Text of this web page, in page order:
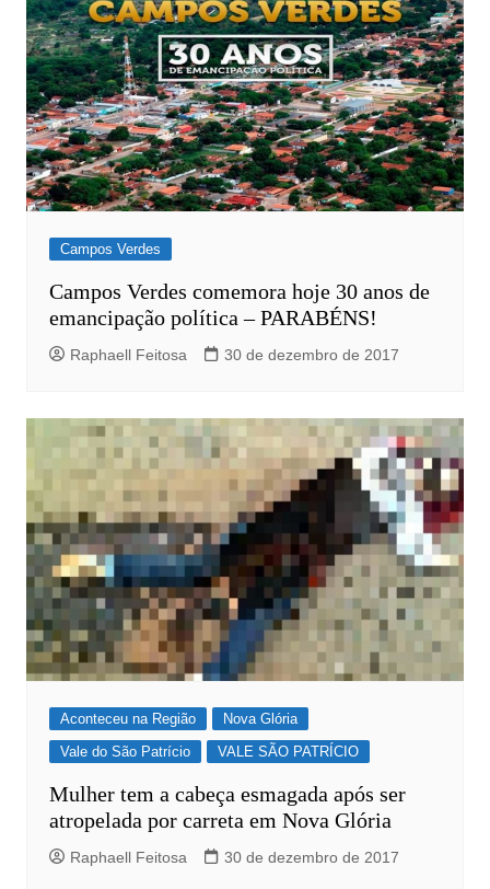
Campos Verdes
Campos Verdes comemora hoje 30 anos de
emancipação política – PARABÉNS!
Raphaell Feitosa 30 de dezembro de 2017
Aconteceu na Região
Nova Glória
Vale do São Patrício
VALE SÃO PATRÍCIO
Mulher tem a cabeça esmagada após ser
atropelada por carreta em Nova Glória
Raphaell Feitosa 30 de dezembro de 2017